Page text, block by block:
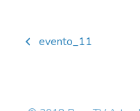
deevento_11